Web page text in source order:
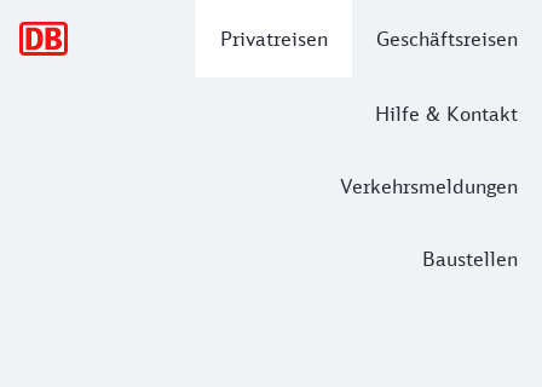
Privatreisen Geschäftsreisen
Hilfe & Kontakt
Verkehrsmeldungen
Baustellen